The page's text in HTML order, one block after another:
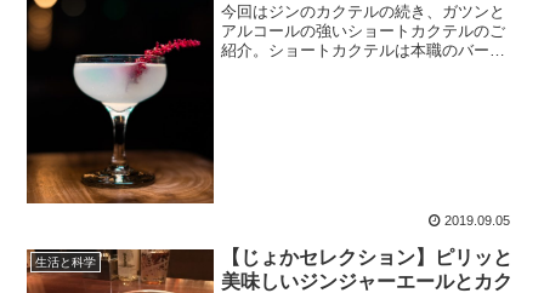
今回はジンのカクテルの続き、ガツンと
アルコールの強いショートカクテルのご
紹介。ショートカクテルは本職のバーテ
2019.09.05
生活と科学
【じょかセレクション】ピリッと
美味しいジンジャーエールとカク